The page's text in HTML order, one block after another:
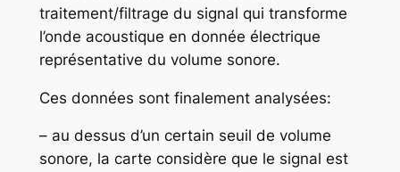
traitement/filtrage du signal qui transforme
l’onde acoustique en donnée électrique
représentative du volume sonore.
Ces données sont finalement analysées:
– au dessus d’un certain seuil de volume
sonore, la carte considère que le signal est